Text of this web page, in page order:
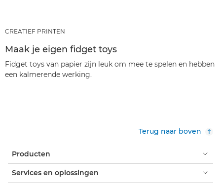
CREATIEF PRINTEN
Maak je eigen fidget toys
Fidget toys van papier zijn leuk om mee te spelen en hebben
een kalmerende werking.
Terug naar boven
Producten
Services en oplossingen